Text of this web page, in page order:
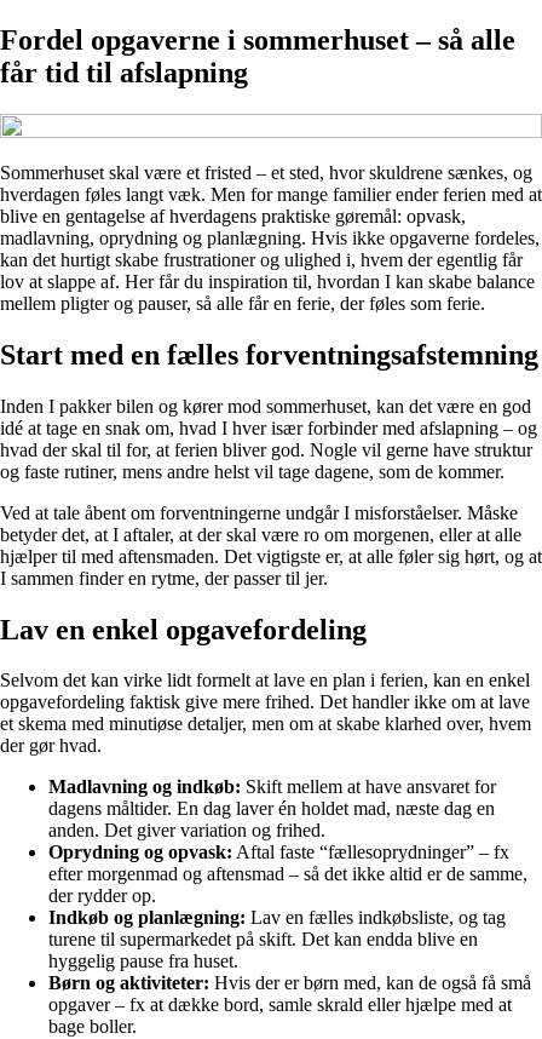
Fordel opgaverne i sommerhuset – så alle
får tid til afslapning
Sommerhuset skal være et fristed – et sted, hvor skuldrene sænkes, og
hverdagen føles langt væk. Men for mange familier ender ferien med at
blive en gentagelse af hverdagens praktiske gøremål: opvask,
madlavning, oprydning og planlægning. Hvis ikke opgaverne fordeles,
kan det hurtigt skabe frustrationer og ulighed i, hvem der egentlig får
lov at slappe af. Her får du inspiration til, hvordan I kan skabe balance
mellem pligter og pauser, så alle får en ferie, der føles som ferie.
Start med en fælles forventningsafstemning
Inden I pakker bilen og kører mod sommerhuset, kan det være en god
idé at tage en snak om, hvad I hver især forbinder med afslapning – og
hvad der skal til for, at ferien bliver god. Nogle vil gerne have struktur
og faste rutiner, mens andre helst vil tage dagene, som de kommer.
Ved at tale åbent om forventningerne undgår I misforståelser. Måske
betyder det, at I aftaler, at der skal være ro om morgenen, eller at alle
hjælper til med aftensmaden. Det vigtigste er, at alle føler sig hørt, og at
I sammen finder en rytme, der passer til jer.
Lav en enkel opgavefordeling
Selvom det kan virke lidt formelt at lave en plan i ferien, kan en enkel
opgavefordeling faktisk give mere frihed. Det handler ikke om at lave
et skema med minutiøse detaljer, men om at skabe klarhed over, hvem
der gør hvad.
Madlavning og indkøb: Skift mellem at have ansvaret for
dagens måltider. En dag laver én holdet mad, næste dag en
anden. Det giver variation og frihed.
Oprydning og opvask: Aftal faste “fællesoprydninger” – fx
efter morgenmad og aftensmad – så det ikke altid er de samme,
der rydder op.
Indkøb og planlægning: Lav en fælles indkøbsliste, og tag
turene til supermarkedet på skift. Det kan endda blive en
hyggelig pause fra huset.
Børn og aktiviteter: Hvis der er børn med, kan de også få små
opgaver – fx at dække bord, samle skrald eller hjælpe med at
bage boller.